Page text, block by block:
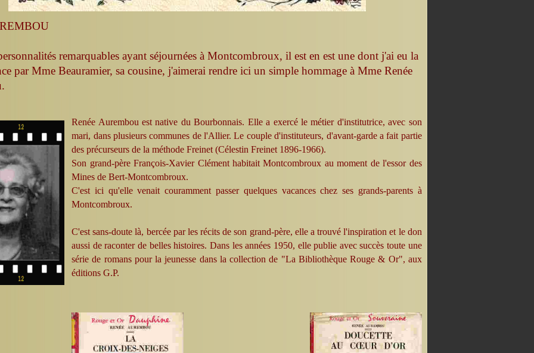
remarquables ayant séjournées à Montcombroux, il est en est une dont j'ai eu la
par Mme Beauramier, sa cousine, j'aimerai rendre ici un simple hommage à Mme Renée
Renée Aurembou est native du Bourbonnais. Elle a exercé le métier d'institutrice, avec son
mari, dans plusieurs communes de l'Allier. Le couple d'instituteurs, d'avant-garde a fait partie
des précurseurs de la méthode Freinet (Célestin Freinet 1896-1966).
Son grand-père François-Xavier Clément habitait Montcombroux au moment de l'essor des
Mines de Bert-Montcombroux.
C'est ici qu'elle venait couramment passer quelques vacances chez ses grands-parents à
Montcombroux.
C'est sans-doute là, bercée par les récits de son grand-père, elle a trouvé l'inspiration et le don
aussi de raconter de belles histoires. Dans les années 1950, elle publie avec succès toute une
série de romans pour la jeunesse dans la collection de "La Bibliothèque Rouge & Or", aux
éditions G.P.